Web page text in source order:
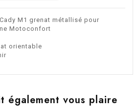
M1 grenat métallisé pour
Motoconfort
orientable
également vous plaire